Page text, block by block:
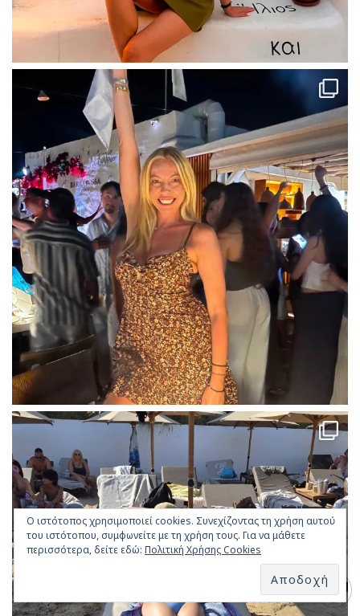
Ο ιστότοπος χρησιμοποιεί cookies. Συνεχίζοντας τη χρήση αυτού
του ιστότοπου, συμφωνείτε με τη χρήση τους. Για να μάθετε
περισσότερα, δείτε εδώ: Πολιτική Χρήσης Cookies